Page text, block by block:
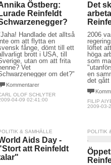
Östberg:
Lurade Reinfeldt
Handlade det alltså
om att flytta en
fånge, dömt till ett
brott i USA, till
utan om att frita
Vet
om det?"
Kommentarer
OLOF SCHLYTER
04-09 02:41:00
Det
2006
löftet
höga
som
en
det
FILIP
2009-03-
& SAMHÄLLE
Aids Day -
att Reinfeldt
POLITIK